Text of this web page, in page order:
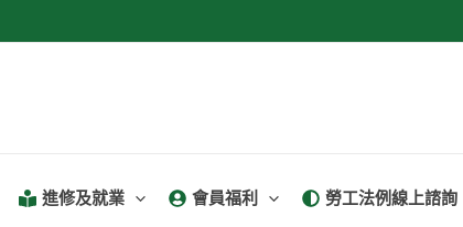
進修及就業 會員福利 勞工法例線上諮詢